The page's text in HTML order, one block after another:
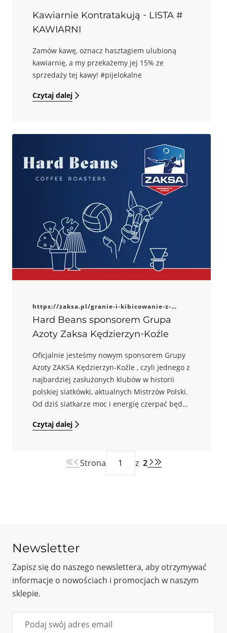
Kawiarnie Kontratakują - LISTA #
KAWIARNI
Zamów kawę, oznacz hasztagiem ulubioną
kawiarnię, a my przekażemy jej 15% ze
sprzedaży tej kawy! #pijelokalne
Czytaj dalej
https://zaksa.pl/granie-i-kibicowanie-z-
moca-hard-beans-coffee-roasters-partnerem-
zaksy/
Hard Beans sponsorem Grupa
Azoty Zaksa Kędzierzyn-Koźle
Oficjalnie jesteśmy nowym sponsorem Grupy
Azoty ZAKSA Kędzierzyn-Koźle , czyli jednego z
najbardziej zasłużonych klubów w historii
polskiej siatkówki, aktualnych Mistrzów Polski.
Od dziś siatkarze moc i energię czerpać będą
Czytaj dalej
Strona z 2
Newsletter
Zapisz się do naszego newslettera, aby otrzymywać
informacje o nowościach i promocjach w naszym
sklepie.